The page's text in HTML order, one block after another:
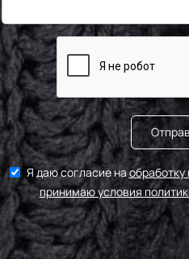
Я даю согласие на
принимаю условия